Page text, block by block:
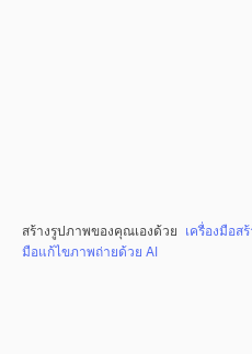
สร้างรูปภาพของคุณเองด้วย เครื่องมือส
มือแก้ไขภาพถ่ายด้วย AI